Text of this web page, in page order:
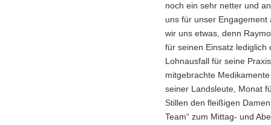
noch ein sehr netter und
uns für unser Engagement
wir uns etwas, denn
für seinen Einsatz lediglich
Lohnausfall für seine
mitgebrachte
seiner Landsleute, Monat
Stillen den fleißigen
Team“ zum Mittag- und